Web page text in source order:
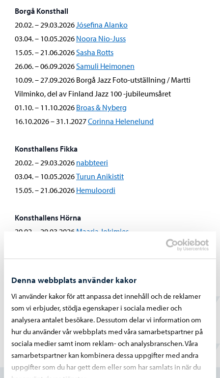
Denna webbplats använder kakor
Vi använder kakor för att anpassa det innehåll och de reklamer
som vi erbjuder, stödja egenskaper i sociala medier och
analysera antalet besökare. Dessutom delar vi information om
hur du använder vår webbplats med våra samarbetspartner på
sociala medier samt inom reklam- och analysbranschen. Våra
samarbetspartner kan kombinera dessa uppgifter med andra
uppgifter som du har gett dem eller som har samlats in när du
Borgå Konsthall
20.02. – 29.03.2026 Jósefina Alanko
03.04. – 10.05.2026 Noora Nio-Juss
15.05. – 21.06.2026 Sasha Rotts
26.06. – 06.09.2026 Samuli Heimonen
10.09. – 27.09.2026 Borgå Jazz Foto-utställning / Martti
Vilminko, del av Finland Jazz 100 -jubileumsåret
01.10. – 11.10.2026 Broas & Nyberg
16.10.2026 – 31.1.2027Corinna Helenelund
Konsthallens Fikka
20.02. – 29.03.2026 nabbteeri
03.04. – 10.05.2026Turun Anikistit
15.05. – 21.06.2026 Hemuloordi
Konsthallens Hörna
20.02. – 29.03.2026 Maaria Jokimies
15.05. – 21.06.2026Johanna Sipilä
10.09. – 11.10.2026 Emilia Lehikoinen
Utställningarna för 2026 har fått stöd av Museiverket.
Hittade du vad du sökte?